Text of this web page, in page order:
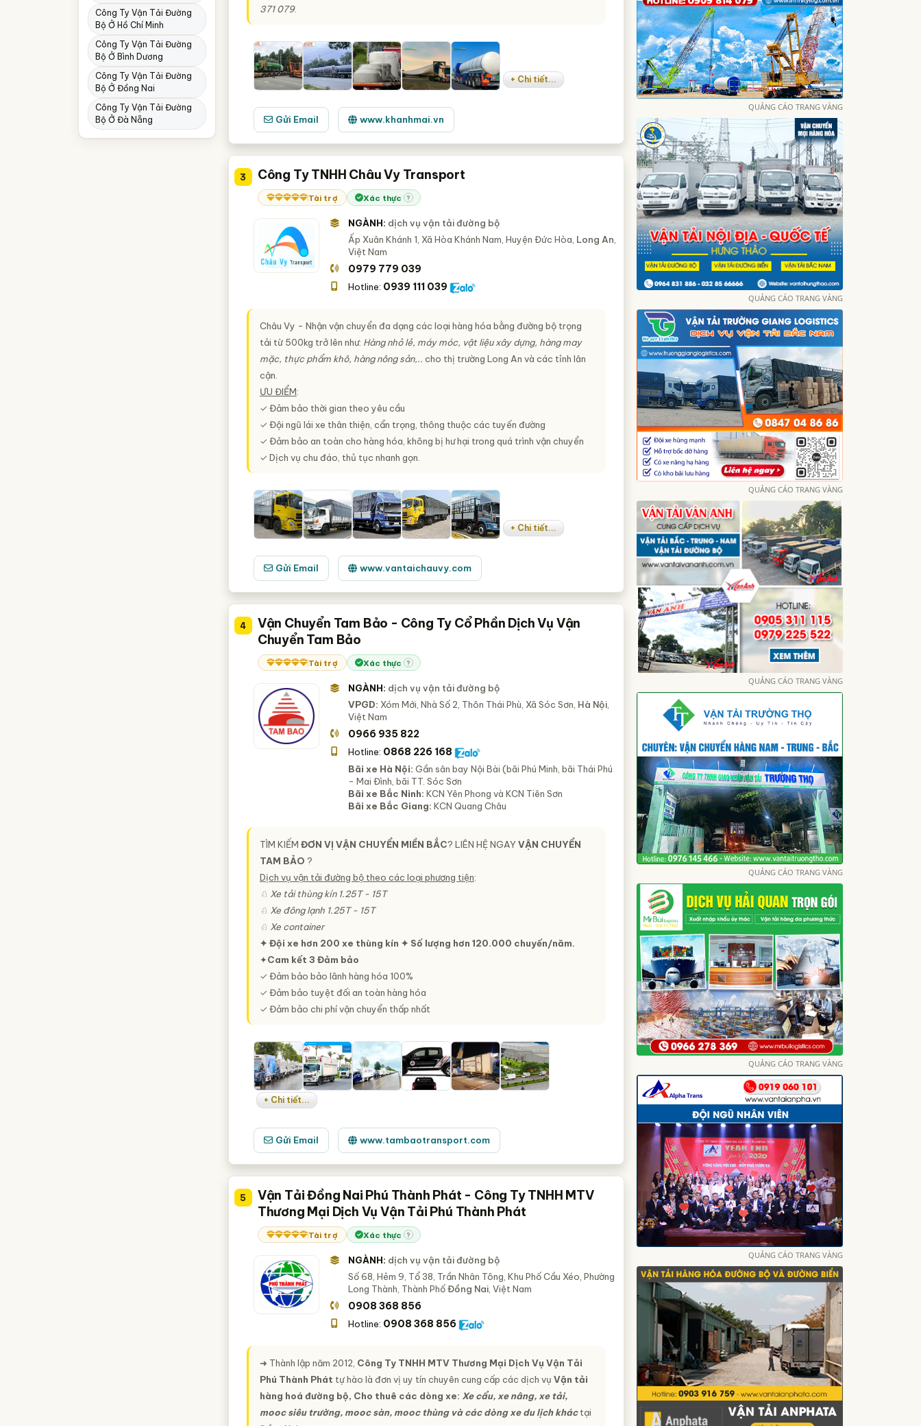
Nghệ An
Phú Thọ
Phú Yên
Quảng Ninh
Quảng Trị
Thái Bình
Công Ty Vận Tải Đường
Bộ Ở Hồ Chí Minh
Công Ty Vận Tải Đường
Bộ Ở Bình Dương
Công Ty Vận Tải Đường
Bộ Ở Đồng Nai
Công Ty Vận Tải Đường
Bộ Ở Đà Nẵng
371 079.
+ Chi tiết...
Gửi Email www.khanhmai.vn
3 Công Ty TNHH Châu Vy Transport
Tài trợ Xác thực ?
NGÀNH: dịch vụ vận tải đường bộ
Ấp Xuân Khánh 1, Xã Hòa Khánh Nam, Huyện Đức Hòa, Long An
Việt Nam
0979 779 039
Hotline: 0939 111 039
Châu Vy - Nhận vận chuyển đa dạng các loại hàng hóa bằng đường bộ trọng
tải từ 500kg trở lên như: Hàng nhỏ lẻ, máy móc, vật liệu xây dựng, hàng may
mặc, thực phẩm khô, hàng nông sản,.. cho thị trường Long An và các tỉnh lân
cận.
ƯU ĐIỂM:
✓ Đảm bảo thời gian theo yêu cầu
✓ Đội ngũ lái xe thân thiện, cẩn trọng, thông thuộc các tuyến đường
✓ Đảm bảo an toàn cho hàng hóa, không bị hư hại trong quá trình vận chuyển
✓ Dịch vụ chu đáo, thủ tục nhanh gọn.
+ Chi tiết...
Gửi Email www.vantaichauvy.com
4
Vận Chuyển Tam Bảo - Công Ty Cổ Phần Dịch Vụ Vận
Chuyển Tam Bảo
Tài trợ Xác thực ?
NGÀNH: dịch vụ vận tải đường bộ
VPGD: Xóm Mới, Nhà Số 2, Thôn Thái Phù, Xã Sóc Sơn, Hà Nội,
Việt Nam
0966 935 822
Hotline: 0868 226 168
Bãi xe Hà Nội: Gần sân bay Nội Bài (bãi Phú Minh, bãi Thái Phú
- Mai Đình, bãi TT. Sóc Sơn
Bãi xe Bắc Ninh: KCN Yên Phong và KCN Tiên Sơn
Bãi xe Bắc Giang: KCN Quang Châu
TÌM KIẾM ĐƠN VỊ VẬN CHUYỂN MIỀN BẮC? LIÊN HỆ NGAYVẬN CHUYỂN
TAM BẢO ?
Dịch vụ vận tải đường bộ theo các loại phương tiện:
♘ Xe tải thùng kín 1.25T - 15T
♘ Xe đông lạnh 1.25T - 15T
♘ Xe container
✦ Đội xe hơn 200 xe thùng kín ✦ Số lượng hơn 120.000 chuyến/năm.
✦Cam kết 3 Đảm bảo
✓ Đảm bảo bảo lãnh hàng hóa 100%
✓ Đảm bảo tuyệt đối an toàn hàng hóa
✓ Đảm bảo chi phí vận chuyển thấp nhất
+ Chi tiết...
Gửi Email www.tambaotransport.com
5
Vận Tải Đồng Nai Phú Thành Phát - Công Ty TNHH MTV
Thương Mại Dịch Vụ Vận Tải Phú Thành Phát
Tài trợ Xác thực ?
NGÀNH: dịch vụ vận tải đường bộ
Số 68, Hẻm 9, Tổ 38, Trần Nhân Tông, Khu Phố Cầu Xéo, Phường
Long Thành, Thành PhốĐồng Nai, Việt Nam
0908 368 856
Hotline: 0908 368 856
➜ Thành lập năm 2012, Công Ty TNHH MTV Thương Mại Dịch Vụ Vận Tải
Phú Thành Phát tự hào là đơn vị uy tín chuyên cung cấp các dịch vụ Vận tải
hàng hoá đường bộ, Cho thuê các dòng xe: Xe cẩu, xe nâng, xe tải,
mooc siêu trường, mooc sàn, mooc thùng và các dòng xe du lịch kháctại
QUẢNG CÁO TRANG VÀNG
QUẢNG CÁO TRANG VÀNG
QUẢNG CÁO TRANG VÀNG
QUẢNG CÁO TRANG VÀNG
QUẢNG CÁO TRANG VÀNG
QUẢNG CÁO TRANG VÀNG
QUẢNG CÁO TRANG VÀNG